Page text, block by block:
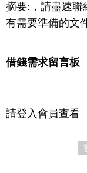
摘要:，請盡速聯
有需要準備的文
借錢需求留言板
請登入會員查看